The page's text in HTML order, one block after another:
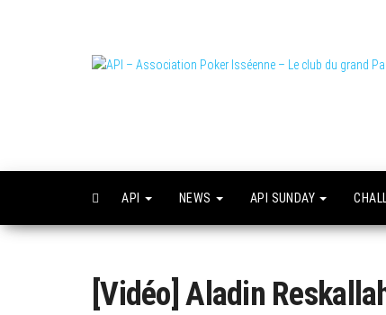
API NEWS API SUNDAY
[Vidéo] Aladin